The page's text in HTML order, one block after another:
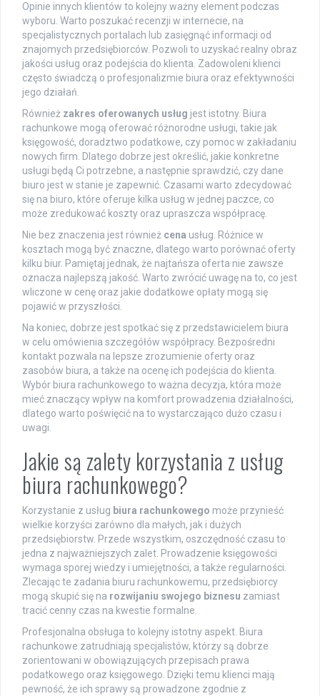
Opinie innych klientów to kolejny ważny element podczas
wyboru. Warto poszukać recenzji w internecie, na
specjalistycznych portalach lub zasięgnąć informacji od
znajomych przedsiębiorców. Pozwoli to uzyskać realny obraz
jakości usług oraz podejścia do klienta. Zadowoleni klienci
często świadczą o profesjonalizmie biura oraz efektywności
jego działań.
Również zakres oferowanych usług jest istotny. Biura
rachunkowe mogą oferować różnorodne usługi, takie jak
księgowość, doradztwo podatkowe, czy pomoc w zakładaniu
nowych firm. Dlatego dobrze jest określić, jakie konkretne
usługi będą Ci potrzebne, a następnie sprawdzić, czy dane
biuro jest w stanie je zapewnić. Czasami warto zdecydować
się na biuro, które oferuje kilka usług w jednej paczce, co
może zredukować koszty oraz upraszcza współpracę.
Nie bez znaczenia jest również cena usług. Różnice w
kosztach mogą być znaczne, dlatego warto porównać oferty
kilku biur. Pamiętaj jednak, że najtańsza oferta nie zawsze
oznacza najlepszą jakość. Warto zwrócić uwagę na to, co jest
wliczone w cenę oraz jakie dodatkowe opłaty mogą się
pojawić w przyszłości.
Na koniec, dobrze jest spotkać się z przedstawicielem biura
w celu omówienia szczegółów współpracy. Bezpośredni
kontakt pozwala na lepsze zrozumienie oferty oraz
zasobów biura, a także na ocenę ich podejścia do klienta.
Wybór biura rachunkowego to ważna decyzja, która może
mieć znaczący wpływ na komfort prowadzenia działalności,
dlatego warto poświęcić na to wystarczająco dużo czasu i
uwagi.
Jakie są zalety korzystania z usług
biura rachunkowego?
Korzystanie z usług biura rachunkowego może przynieść
wielkie korzyści zarówno dla małych, jak i dużych
przedsiębiorstw. Przede wszystkim, oszczędność czasu to
jedna z najważniejszych zalet. Prowadzenie księgowości
wymaga sporej wiedzy i umiejętności, a także regularności.
Zlecając te zadania biuru rachunkowemu, przedsiębiorcy
mogą skupić się na rozwijaniu swojego biznesu zamiast
tracić cenny czas na kwestie formalne.
Profesjonalna obsługa to kolejny istotny aspekt. Biura
rachunkowe zatrudniają specjalistów, którzy są dobrze
zorientowani w obowiązujących przepisach prawa
podatkowego oraz księgowego. Dzięki temu klienci mają
pewność, że ich sprawy są prowadzone zgodnie z